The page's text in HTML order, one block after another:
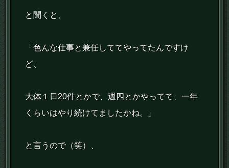
と聞くと、
「色んな仕事と兼任しててやってたんですけ
ど、
大体１日20件とかで、週四とかやってて、一年
くらいはやり続けてましたかね。」
と言うので（笑）、